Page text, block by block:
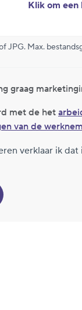
Klik om een
JPG. Max.
graag
met de het
van de
verklaar ik dat